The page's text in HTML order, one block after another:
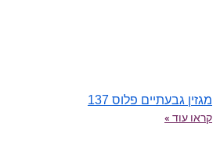
מגזין גבעתיים פלוס 137
קראו עוד »